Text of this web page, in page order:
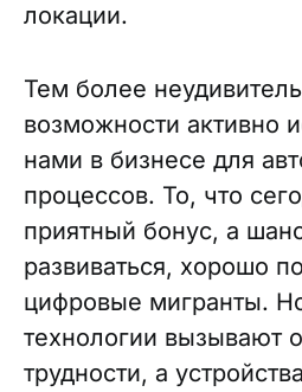
локации.
Тем более
возможности активно
нами в бизнесе для
процессов. То, что
приятный бонус, а
развиваться, хорошо
цифровые мигранты.
технологии вызывают
трудности, а